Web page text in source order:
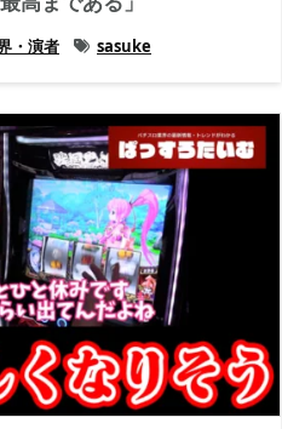
・演者 sasuke